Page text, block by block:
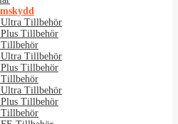
Tillbehör
Tillbehör
Tillbehör
Tillbehör
Tillbehör
Tillbehör